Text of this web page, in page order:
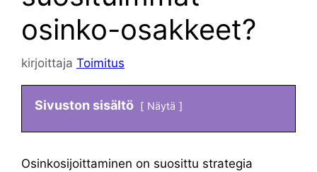
osinko-osakkeet?
kirjoittaja Toimitus
Sivuston sisältö Näytä
Osinkosijoittaminen on suosittu strategia